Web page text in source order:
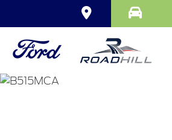
ECOSPORT